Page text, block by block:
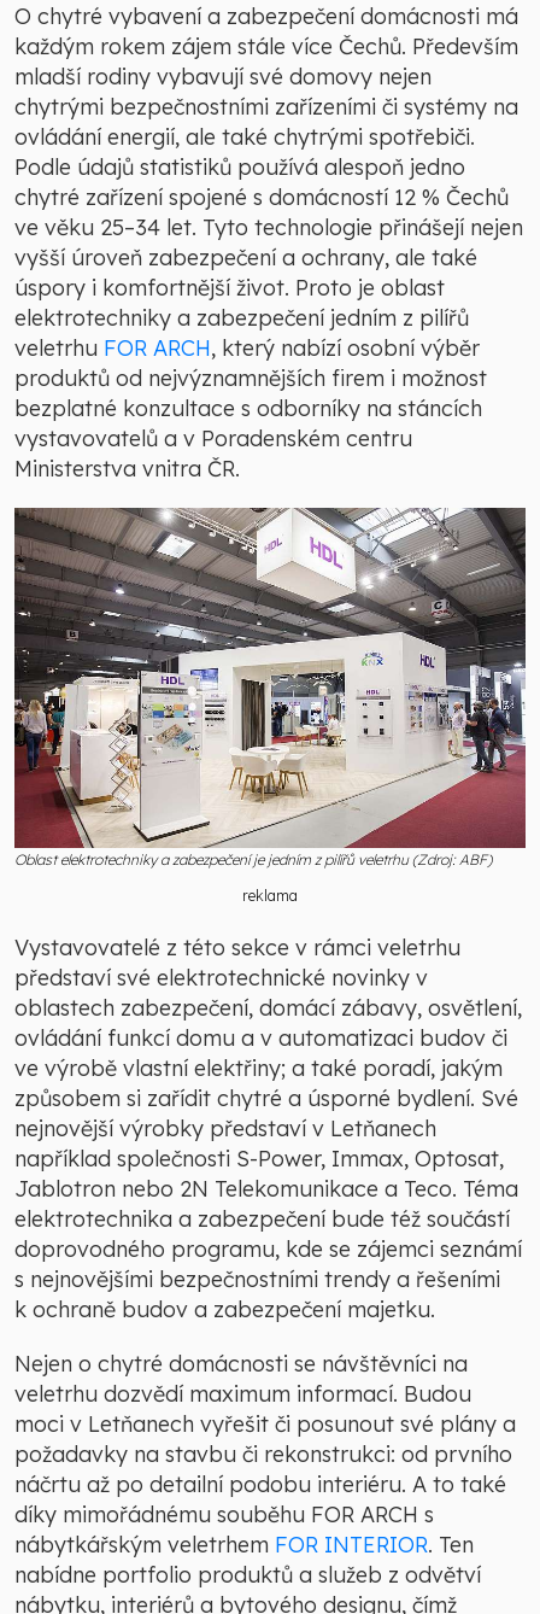
O chytré vybavení a zabezpečení domácnosti má
každým rokem zájem stále více Čechů. Především
mladší rodiny vybavují své domovy nejen
chytrými bezpečnostními zařízeními či systémy na
ovládání energií, ale také chytrými spotřebiči.
Podle údajů statistiků používá alespoň jedno
chytré zařízení spojené s domácností 12 % Čechů
ve věku 25–34 let. Tyto technologie přinášejí nejen
vyšší úroveň zabezpečení a ochrany, ale také
úspory i komfortnější život. Proto je oblast
elektrotechniky a zabezpečení jedním z pilířů
veletrhu FOR ARCH, který nabízí osobní výběr
produktů od nejvýznamnějších firem i možnost
bezplatné konzultace s odborníky na stáncích
vystavovatelů a v Poradenském centru
Ministerstva vnitra ČR.
Oblast elektrotechniky a zabezpečení je jedním z pilířů veletrhu (Zdroj: ABF)
reklama
Vystavovatelé z této sekce v rámci veletrhu
představí své elektrotechnické novinky v
oblastech zabezpečení, domácí zábavy, osvětlení,
ovládání funkcí domu a v automatizaci budov či
ve výrobě vlastní elektřiny; a také poradí, jakým
způsobem si zařídit chytré a úsporné bydlení. Své
nejnovější výrobky představí v Letňanech
například společnosti S-Power, Immax, Optosat,
Jablotron nebo 2N Telekomunikace a Teco. Téma
elektrotechnika a zabezpečení bude též součástí
doprovodného programu, kde se zájemci seznámí
s nejnovějšími bezpečnostními trendy a řešeními
k ochraně budov a zabezpečení majetku.
Nejen o chytré domácnosti se návštěvníci na
veletrhu dozvědí maximum informací. Budou
moci v Letňanech vyřešit či posunout své plány a
požadavky na stavbu či rekonstrukci: od prvního
náčrtu až po detailní podobu interiéru. A to také
díky mimořádnému souběhu FOR ARCH s
nábytkářským veletrhem FOR INTERIOR. Ten
nabídne portfolio produktů a služeb z odvětví
nábytku, interiérů a bytového designu, čímž